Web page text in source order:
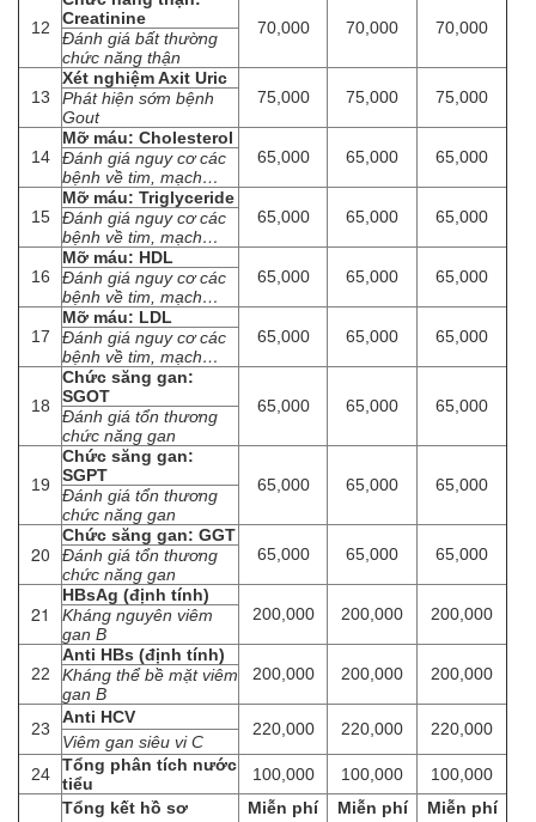
12
Creatinine
70,000 70,000 70,000
Đánh giá bất thường
chức năng thận
13
Xét nghiệm Axit Uric
75,000
75,000 75,000
Phát hiện sớm bệnh
Gout
14
Mỡ máu: Cholesterol
65,000
65,000 65,000
Đánh giá nguy cơ các
bệnh về tim, mạch…
15
Mỡ máu: Triglyceride
65,000
65,000 65,000
Đánh giá nguy cơ các
bệnh về tim, mạch…
16
Mỡ máu: HDL
65,000
65,000 65,000
Đánh giá nguy cơ các
bệnh về tim, mạch…
17
Mỡ máu: LDL
65,000
65,000 65,000
Đánh giá nguy cơ các
bệnh về tim, mạch…
18
Chức săng gan:
SGOT
65,000 65,000 65,000
Đánh giá tổn thương
chức năng gan
19
Chức săng gan:
SGPT
65,000 65,000 65,000
Đánh giá tổn thương
chức năng gan
20
Chức săng gan: GGT
65,000
65,000 65,000
Đánh giá tổn thương
chức năng gan
21
HBsAg (định tính)
200,000
200,000 200,000
Kháng nguyên viêm
gan B
22
Anti HBs (định tính)
200,000
200,000 200,000
Kháng thể bề mặt viêm
gan B
23
Anti HCV
220,000 220,000 220,000
Viêm gan siêu vi C
24
Tổng phân tích nước
tiểu
100,000 100,000
100,000
Tổng kết hồ sơ
Miễn phí Miễn phí
Miễn phí